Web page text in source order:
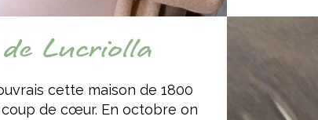
Lucriolla
cette maison de 1800
de cœur. En octobre on